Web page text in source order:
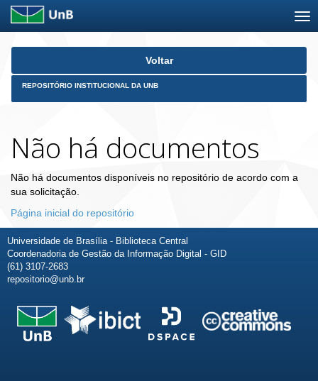
Skip
Voltar
REPOSITÓRIO INSTITUCIONAL DA UNB
Não há documentos
Não há documentos disponíveis no repositório de acordo com a
sua solicitação.
Página inicial do repositório
Universidade de Brasília - Biblioteca Central
Coordenadoria de Gestão da Informação Digital - GID
(61) 3107-2683
repositorio@unb.br